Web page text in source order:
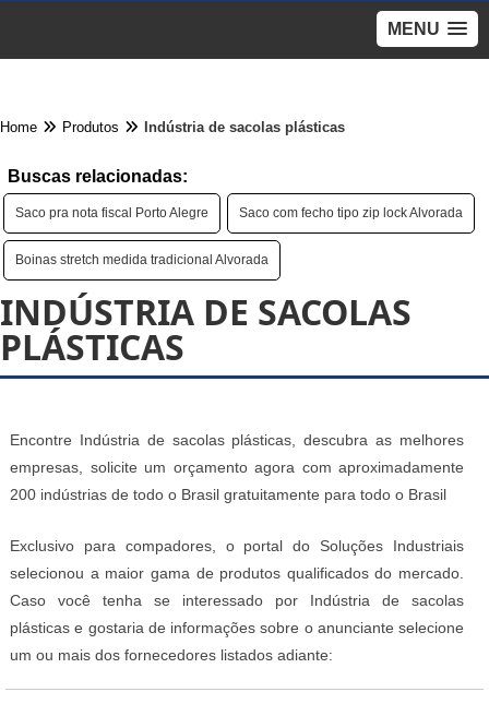
MENU
Home Produtos Indústria de sacolas plásticas
Buscas relacionadas:
Saco pra nota fiscal Porto Alegre Saco com fecho tipo zip lock Alvorada
Boinas stretch medida tradicional Alvorada
INDÚSTRIA DE SACOLAS
PLÁSTICAS
Encontre Indústria de sacolas plásticas, descubra as melhores
empresas, solicite um orçamento agora com aproximadamente
200 indústrias de todo o Brasil gratuitamente para todo o Brasil
Exclusivo para compadores, o portal do Soluções Industriais
selecionou a maior gama de produtos qualificados do mercado.
Caso você tenha se interessado por Indústria de sacolas
plásticas e gostaria de informações sobre o anunciante selecione
um ou mais dos fornecedores listados adiante: